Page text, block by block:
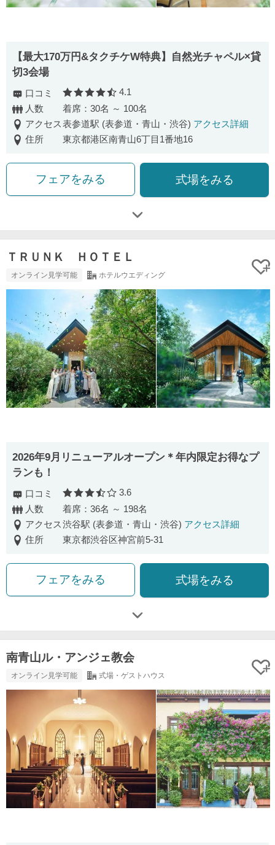
【最大170万円&タクチケW特典】自然光チャペル×貸
切3会場
口コミ 口コミ評価
4.1
人数
着席：30名 ～ 100名
アクセス表参道駅 (表参道・青山・渋谷) アクセス詳細
住所
東京都港区南青山6丁目1番地16
フェアをみる 式場をみる
ＴＲＵＮＫ ＨＯＴＥＬ
オンライン見学可能 ホテルウエディング
2026年9月リニューアルオープン＊年内限定お得なプ
ランも！
口コミ 口コミ評価
3.6
人数
着席：36名 ～ 198名
アクセス渋谷駅 (表参道・青山・渋谷) アクセス詳細
住所
東京都渋谷区神宮前5-31
フェアをみる 式場をみる
南青山ル・アンジェ教会
オンライン見学可能 式場・ゲストハウス